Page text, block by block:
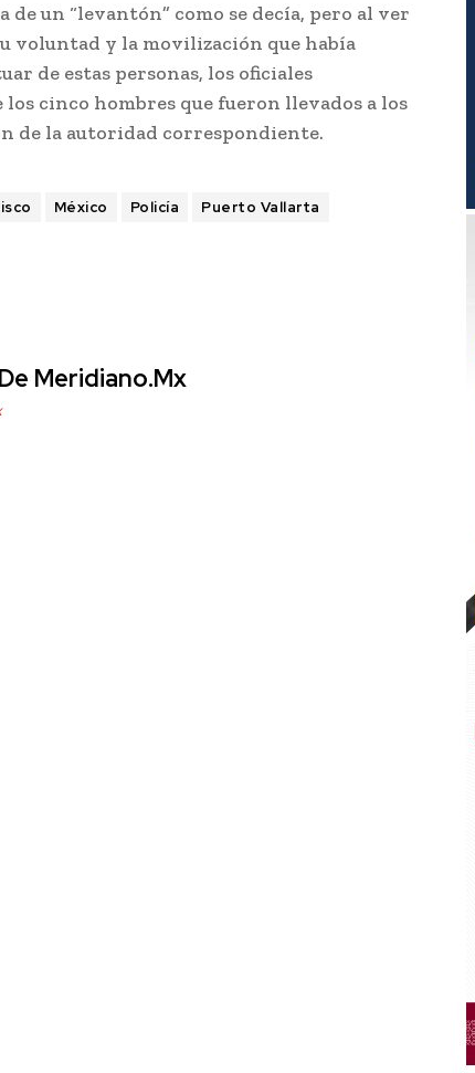
de un “levantón” como se decía, pero al ver
voluntad y la movilización que había
de estas personas, los oficiales
cinco hombres que fueron llevados a los
de la autoridad correspondiente.
México Policía Puerto Vallarta
Meridiano.mx